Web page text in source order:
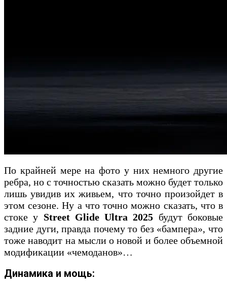
По крайней мере на фото у них немного другие
ребра, но с точностью сказать можно будет только
лишь увидив их живьем, что точно произойдет в
этом сезоне. Ну а что точно можно сказать, что в
стоке у Street Glide Ultra 2025 будут боковые
задние дуги, правда почему то без «бампера», что
тоже наводит на мысли о новой и более объемной
модификации «чемоданов»…
Динамика и мощь: